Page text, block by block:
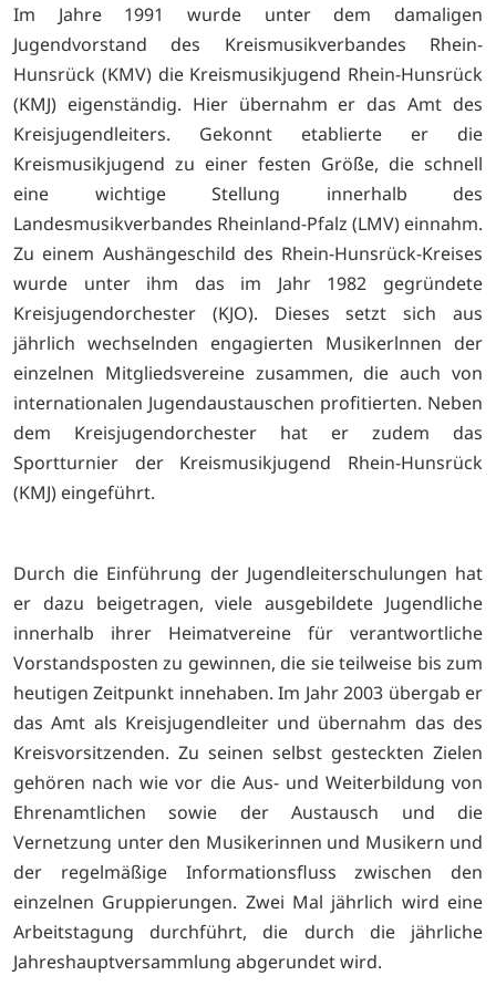
Im Jahre 1991 wurde unter dem damaligen
Jugendvorstand des Kreismusikverbandes Rhein-
Hunsrück (KMV) die Kreismusikjugend Rhein-Hunsrück
(KMJ) eigenständig. Hier übernahm er das Amt des
Kreisjugendleiters. Gekonnt etablierte er die
Kreismusikjugend zu einer festen Größe, die schnell
eine wichtige Stellung innerhalb des
Landesmusikverbandes Rheinland-Pfalz (LMV) einnahm.
Zu einem Aushängeschild des Rhein-Hunsrück-Kreises
wurde unter ihm das im Jahr 1982 gegründete
Kreisjugendorchester (KJO). Dieses setzt sich aus
jährlich wechselnden engagierten Musikerlnnen der
einzelnen Mitgliedsvereine zusammen, die auch von
internationalen Jugendaustauschen profitierten. Neben
dem Kreisjugendorchester hat er zudem das
Sportturnier der Kreismusikjugend Rhein-Hunsrück
(KMJ) eingeführt.
Durch die Einführung der Jugendleiterschulungen hat
er dazu beigetragen, viele ausgebildete Jugendliche
innerhalb ihrer Heimatvereine für verantwortliche
Vorstandsposten zu gewinnen, die sie teilweise bis zum
heutigen Zeitpunkt innehaben. Im Jahr 2003 übergab er
das Amt als Kreisjugendleiter und übernahm das des
Kreisvorsitzenden. Zu seinen selbst gesteckten Zielen
gehören nach wie vor die Aus- und Weiterbildung von
Ehrenamtlichen sowie der Austausch und die
Vernetzung unter den Musikerinnen und Musikern und
der regelmäßige Informationsfluss zwischen den
einzelnen Gruppierungen. Zwei Mal jährlich wird eine
Arbeitstagung durchführt, die durch die jährliche
Jahreshauptversammlung abgerundet wird.